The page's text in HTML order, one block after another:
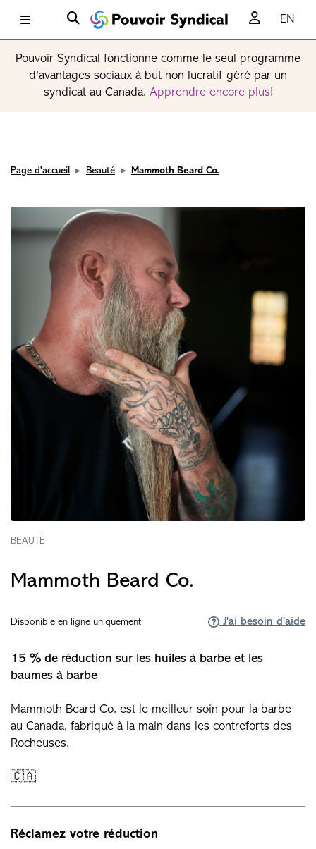
EN
Pouvoir Syndical fonctionne comme le seul programme
d'avantages sociaux à but non lucratif géré par un
syndicat au Canada. Apprendre encore plus!
Page d'accueil Beauté Mammoth Beard Co.
BEAUTÉ
Mammoth Beard Co.
Disponible en ligne uniquement J'ai besoin d'aide
15 % de réduction sur les huiles à barbe et les
baumes à barbe
Mammoth Beard Co. est le meilleur soin pour la barbe
au Canada, fabriqué à la main dans les contreforts des
Rocheuses.
🇨🇦
Réclamez votre réduction